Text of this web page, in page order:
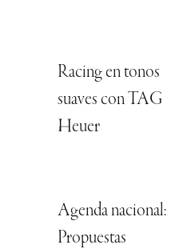
Racing en tonos
suaves con TAG
Heuer
Agenda nacional:
Propuestas